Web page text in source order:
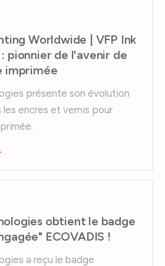
Worldwide | VFP Ink
pionnier de l'avenir de
imprimée
présente son évolution
encres et vernis pour
obtient le badge
ECOVADIS !
a reçu le badge